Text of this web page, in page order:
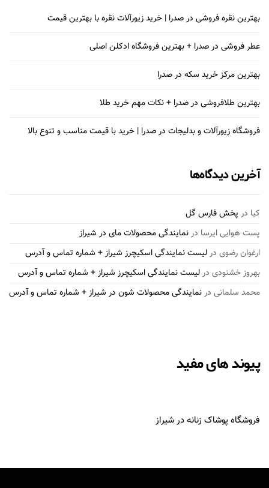
بهترین نقره فروشی در صدرا | خرید زیورآلات نقره با بهترین قیمت
عطر فروشی در صدرا + بهترین فروشگاه ادکلن اصلی
بهترین مرکز خرید سکه در صدرا
بهترین طلافروشی در صدرا + نکات مهم خرید طلا
فروشگاه زیورآلات و بدلیجات در صدرا | خرید با قیمت مناسب و تنوع بالا
آخرین دیدگاه‌ها
کیا در پخش فارس گل
پست هوایی ایرسا درنمایندگی محصولات مای در شیراز
ارغوان رضوی درلیست نمایندگی اسکیچرز شیراز + شماره تماس و آدرس
بهروز خشنودی درلیست نمایندگی اسکیچرز شیراز + شماره تماس و آدرس
محمد سلمانی درنمایندگی محصولات شون در شیراز + شماره تماس و آدرس
پیوند های مفید
فروشگاه پوشاک زنانه در شیراز